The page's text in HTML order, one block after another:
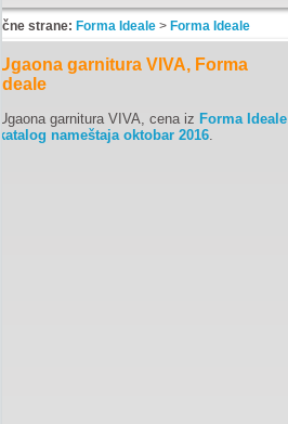
strane: Forma Ideale> Forma Ideale
garnitura VIVA, Forma
garnitura VIVA, cena iz Forma Ideale
nameštaja oktobar 2016.